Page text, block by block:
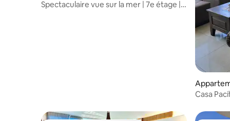
Spectaculaire vue sur la mer | 7e étage |
Casa